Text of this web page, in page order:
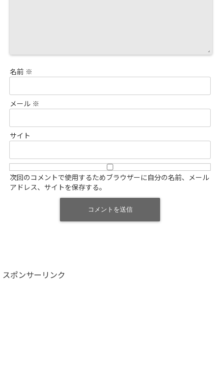
名前 ※
メール ※
サイト
次回のコメントで使用するためブラウザーに自分の名前、メール
アドレス、サイトを保存する。
スポンサーリンク